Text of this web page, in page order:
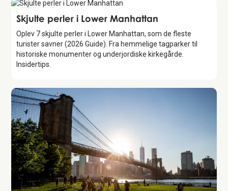
Guide
Skjulte perler i Lower Manhattan
Oplev 7 skjulte perler i Lower Manhattan, som de fleste
turister savner (2026 Guide). Fra hemmelige tagparker til
historiske monumenter og underjordiske kirkegårde.
Insidertips.